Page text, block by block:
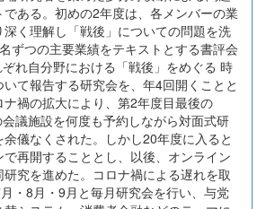
ある。初めの2年度は、各メンバーの業
く理解し「戦後」についての問題を洗
ずつの主要業績をテキストとする書評会
れ自分野における「戦後」をめぐる 時
て報告する研究会を、年4回開くことと
ナ禍の拡大により、第2年度目最後の
議施設を何度も予約しながら対面式研
儀なくされた。しかし20年度に入ると
再開することとし、以後、オンライン
究を進めた。コロナ禍による遅れを取
・8月・9月と毎月研究会を行い、与党